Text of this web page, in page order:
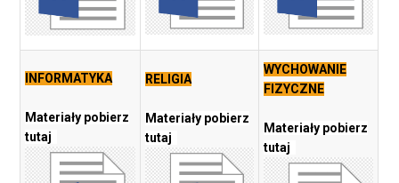
INFORMATYKA
Materiały pobierz
tutaj
RELIGIA
Materiały pobierz
tutaj
WYCHOWANIE
FIZYCZNE
Materiały pobierz
tutaj